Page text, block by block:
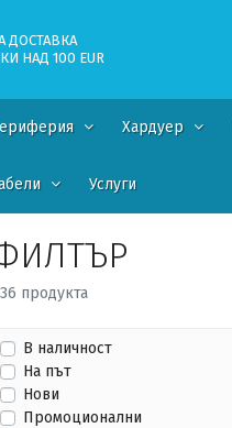
ДОСТАВКА
НАД 100 EUR
Хардуер
Услуги
продукта
В наличност
На път
Нови
Промоционални